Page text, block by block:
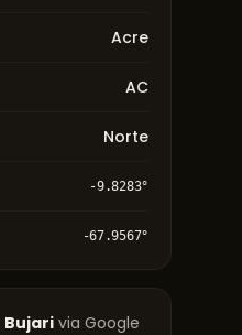
Acre
AC
Norte
-9.8283°
-67.9567°
Bujari via Google